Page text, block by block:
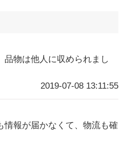
品物は他人に収められまし
2019-07-08 13:11:55
情報が届かなくて、物流も確